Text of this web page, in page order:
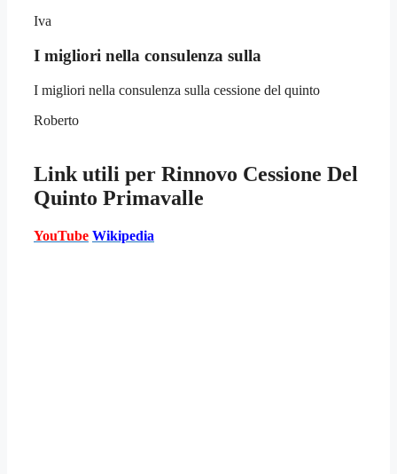
Iva
I migliori nella consulenza sulla
I migliori nella consulenza sulla cessione del quinto
Roberto
Link utili per Rinnovo Cessione Del
Quinto Primavalle
YouTube Wikipedia